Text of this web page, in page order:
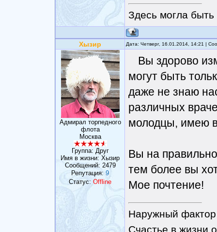
Здесь могла
Хызир Дата: Четверг, 16.01.2014, 14:21 |
Адмирал торпедного
флота
Москва
Группа: Друг
Имя в жизни: Хызир
Сообщений: 2479
Репутация: 9
Статус: Offline
Вы здорово
могут быть
даже не знаю
различных
молодцы, имею
Вы на
тем более вы
Мое почтение!
Наружный фактор
Счастье в жизни